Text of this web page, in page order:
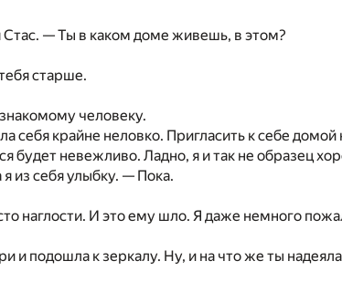
Стас. — Ты в каком доме живешь, в этом?
старше.
человеку.
себя крайне неловко. Пригласить к себе
будет невежливо. Ладно, я и так не образец
из себя улыбку. — Пока.
наглости. И это ему шло. Я даже немного
подошла к зеркалу. Ну, и на что же ты